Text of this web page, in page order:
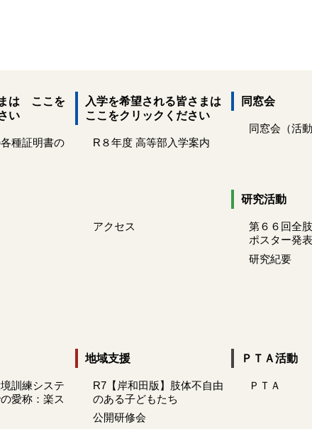
は ここを
い
種証明書の
入学を希望される皆さまは
ここをクリックください
R８年度 高等部入学案内
同窓会
同窓会（活
アクセス
研究活動
第６６回全
ポスター発
研究紀要
境訓練システ
愛称：楽ス
地域支援
R7【岸和田版】肢体不自由
のある子どもたち
公開研修会
ＰＴＡ活動
ＰＴＡ